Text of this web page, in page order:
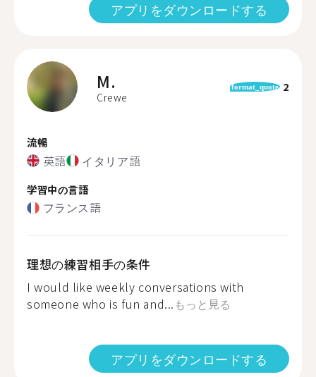
アプリをダウンロードする
M.
Crewe
format_quote 2
流暢
英語 イタリア語
学習中の言語
フランス語
理想の練習相手の条件
I would like weekly conversations with
someone who is fun and... もっと見る
アプリをダウンロードする